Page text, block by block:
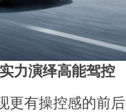
力演绎高能驾控
更有操控感的前